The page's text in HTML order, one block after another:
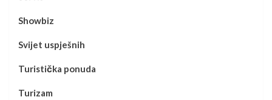
Showbiz
Svijet uspješnih
Turistička ponuda
Turizam